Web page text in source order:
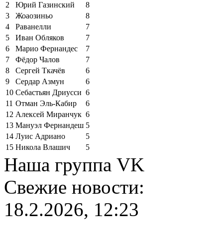
2
Юрий Газинский
8
3
Жоаозиньо
8
4
Раванелли
7
5
Иван Обляков
7
6
Марио Фернандес
7
7
Фёдор Чалов
7
8
Сергей Ткачёв
6
9
Сердар Азмун
6
10 Себастьян Дриусси 6
11 Отман Эль-Кабир
6
12 Алексей Миранчук 6
13 Мануэл Фернандеш 5
14 Луис Адриано
5
15 Никола Влашич 5
Наша группа VK
Свежие новости:
18.2.2026, 12:23